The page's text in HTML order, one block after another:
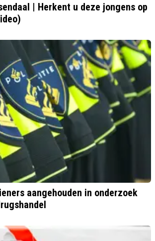
| Herkent u deze jongens op
aangehouden in onderzoek